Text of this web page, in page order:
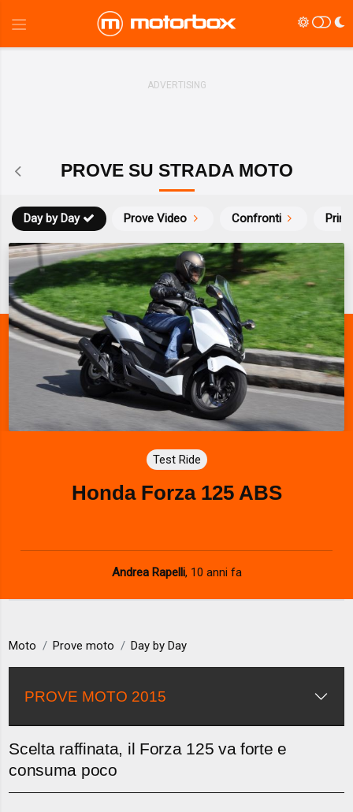
PROVE SU STRADA MOTO
Prove Video Confronti
Day by Day
Test Ride
Honda Forza 125 ABS
Andrea Rapelli, 10 anni fa
Moto Prove moto Day by Day
PROVE MOTO 2015
Scelta raffinata, il Forza 125 va forte e
consuma poco